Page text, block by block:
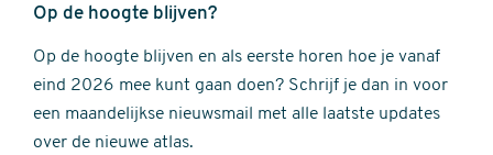
Op de hoogte blijven?
Op de hoogte blijven en als eerste horen hoe je vanaf
eind 2026 mee kunt gaan doen? Schrijf je dan in voor
een maandelijkse nieuwsmail met alle laatste updates
over de nieuwe atlas.